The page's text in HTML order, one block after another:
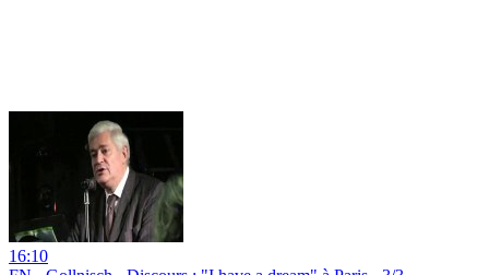
16:10